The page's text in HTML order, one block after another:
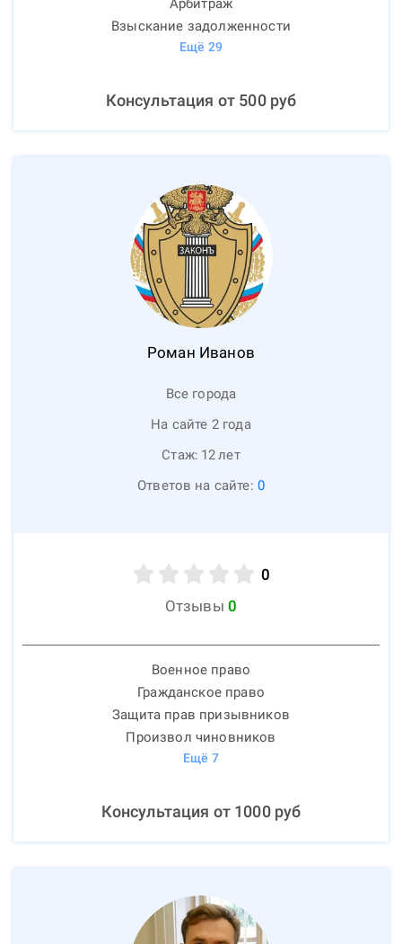
Арбитраж
Взыскание задолженности
Ещё 29
Консультация от 500руб
Роман Иванов
Все города
На сайте 2 года
Стаж: 12лет
Ответов на сайте: 0
0
Отзывы 0
Военное право
Гражданское право
Защита прав призывников
Произвол чиновников
Ещё 7
Консультация от 1000руб